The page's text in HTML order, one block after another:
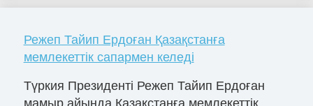
Режеп Тайип Ердоған Қазақстанға
мемлекеттік сапармен келеді
Түркия Президенті Режеп Тайип Ердоған